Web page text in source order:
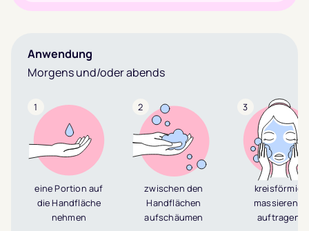
Anwendung
Morgens und/oder abends
1
eine Portion auf
die Handfläche
nehmen
2
zwischen den
Handflächen
aufschäumen
3
kreisförmig
massierend
auftragen